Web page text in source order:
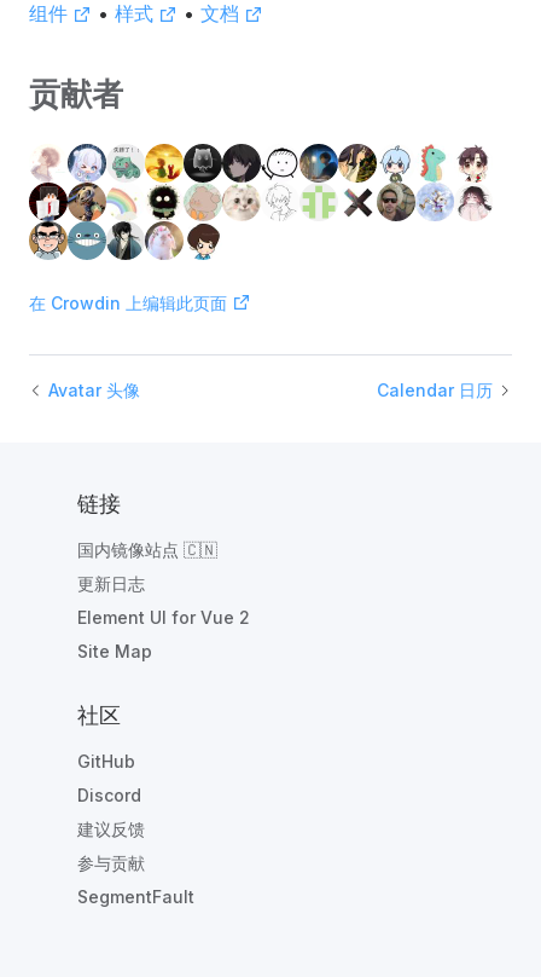
组件 • 样式 • 文档
贡献者
在 Crowdin 上编辑此页面
Avatar 头像 Calendar 日历
链接
国内镜像站点 🇨🇳
更新日志
Element UI for Vue 2
Site Map
社区
GitHub
Discord
建议反馈
参与贡献
SegmentFault